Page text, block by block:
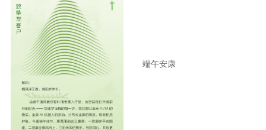
端午安康